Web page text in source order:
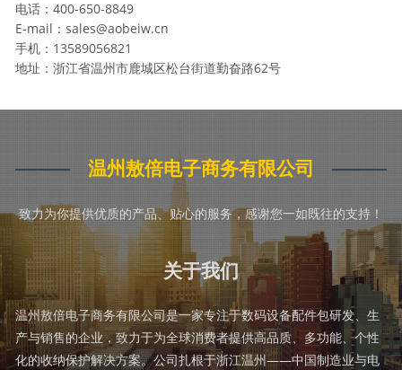
电话：400-650-8849
E-mail：sales@aobeiw.cn
手机：13589056821
地址：浙江省温州市鹿城区松台街道勤奋路62号
温州敖倍电子商务有限公司
致力为你提供优质的产品、贴心的服务，感谢您一如既往的支持！
关于我们
温州敖倍电子商务有限公司是一家专注于数码设备配件包研发、生
产与销售的企业，致力于为全球消费者提供高品质、多功能、个性
化的收纳保护解决方案。公司扎根于浙江温州——中国制造业与电